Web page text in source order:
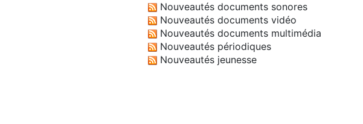
Nouveautés documents sonores
Nouveautés documents vidéo
Nouveautés documents multimédia
Nouveautés périodiques
Nouveautés jeunesse